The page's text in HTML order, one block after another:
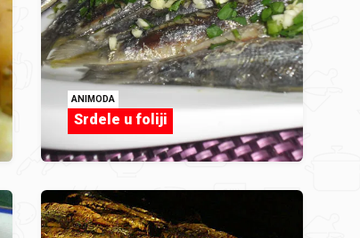
ANIMODA
Srdele u foliji